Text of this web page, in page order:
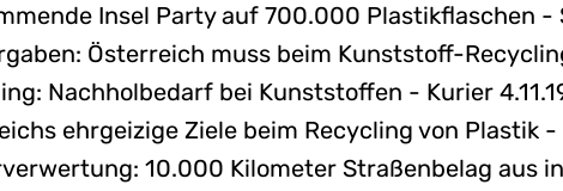
Insel Party auf 700.000 Plastikflaschen -
Österreich muss beim Kunststoff-
Nachholbedarf bei Kunststoffen - Kurier
ehrgeizige Ziele beim Recycling von Plastik -
10.000 Kilometer Straßenbelag aus